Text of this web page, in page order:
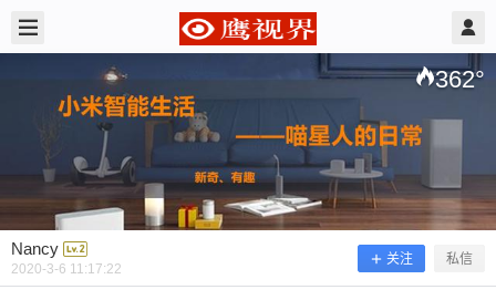
362°
Nancy
2020-3-6 11:17:22
关注 私信
Nancy @ 鹰视界 2020/3/06